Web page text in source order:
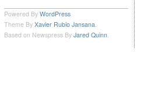
Powered By WordPress
Theme By Xavier Rubio Jansana.
Based on Newspress By Jared Quinn.